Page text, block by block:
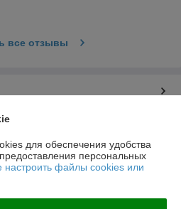
все отзывы
для обеспечения удобства
персональных
настроить файлы cookies или